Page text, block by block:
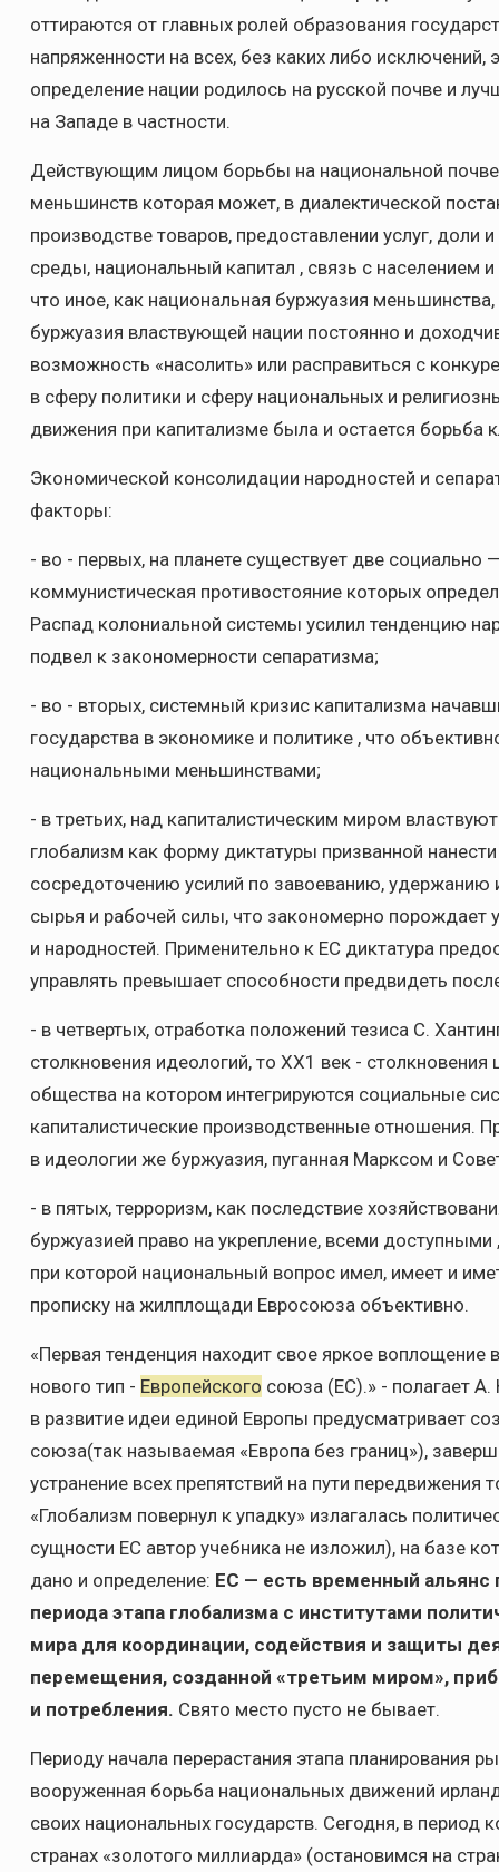
оттираются от главных ролей образования
напряженности на всех, без каких либо
определение нации родилось на русской почве и
на Западе в частности.
Действующим лицом борьбы на национальной почве
меньшинств которая может, в диалектической
производстве товаров, предоставлении услуг, доли
среды, национальный капитал , связь с населением
что иное, как национальная буржуазия
буржуазия властвующей нации постоянно и
возможность «насолить» или расправиться с
в сферу политики и сферу национальных и
движения при капитализме была и остается борьба
Экономической консолидации народностей и
факторы:
- во - первых, на планете существует две
коммунистическая противостояние которых
Распад колониальной системы усилил тенденцию
подвел к закономерности сепаратизма;
- во - вторых, системный кризис капитализма
государства в экономике и политике , что
национальными меньшинствами;
- в третьих, над капиталистическим миром
глобализм как форму диктатуры призванной
сосредоточению усилий по завоеванию,
сырья и рабочей силы, что закономерно порождает
и народностей. Применительно к ЕС диктатура
управлять превышает способности предвидеть
- в четвертых, отработка положений тезиса С.
столкновения идеологий, то ХХ1 век -
общества на котором интегрируются социальные
капиталистические производственные отношения.
в идеологии же буржуазия, пуганная Марксом и
- в пятых, терроризм, как последствие
буржуазией право на укрепление, всеми
при которой национальный вопрос имел, имеет и
прописку на жилплощади Евросоюза объективно.
«Первая тенденция находит свое яркое
нового тип - Европейского союза (ЕС).» - полагает
в развитие идеи единой Европы предусматривает
союза(так называемая «Европа без границ»),
устранение всех препятствий на пути передвижения
«Глобализм повернул к упадку» излагалась
сущности ЕС автор учебника не изложил), на базе
дано и определение: ЕС — есть временный альянс
периода этапа глобализма с институтами
мира для координации, содействия и защиты
перемещения, созданной «третьим миром»,
и потребления. Свято место пусто не бывает.
Периоду начала перерастания этапа планирования
вооруженная борьба национальных движений
своих национальных государств. Сегодня, в период
странах «золотого миллиарда» (остановимся на